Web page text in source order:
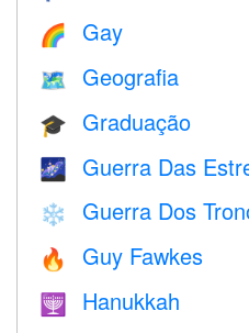
🌈 Gay
🗺 Geografia
🎓 Graduação
🌌 Guerra Das
❄️ Guerra Dos
🔥 Guy Fawkes
🕎 Hanukkah